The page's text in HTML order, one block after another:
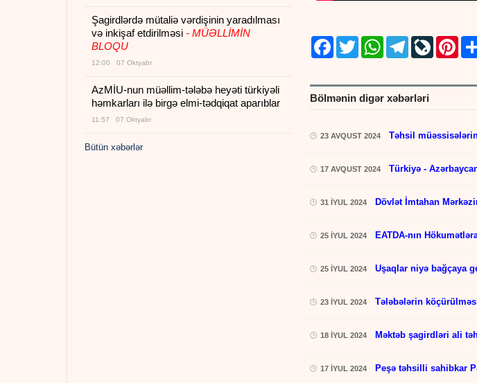
FacebookTwitter WhatsAppTelegramLiveJournal
Bölmənin digər xəbərləri
23 AVQUST 2024 Təhsil
17 AVQUST 2024 Türkiyə -
31 İYUL 2024 Dövlət İmtahan
25 İYUL 2024 EATDA-nın
25 İYUL 2024 Uşaqlar niyə bağçaya
23 İYUL 2024 Tələbələrin
18 İYUL 2024 Məktəb şagirdləri ali
17 İYUL 2024 Peşə təhsilli sahibkar
Şagirdlərdə mütaliə vərdişinin yaradılması
və inkişaf etdirilməsi - MÜƏLLİMİN
BLOQU
12:00 07 Oktyabr
AzMİU-nun müəllim-tələbə heyəti türkiyəli
həmkarları ilə birgə elmi-tədqiqat aparıblar
11:57 07 Oktyabr
Bütün xəbərlər